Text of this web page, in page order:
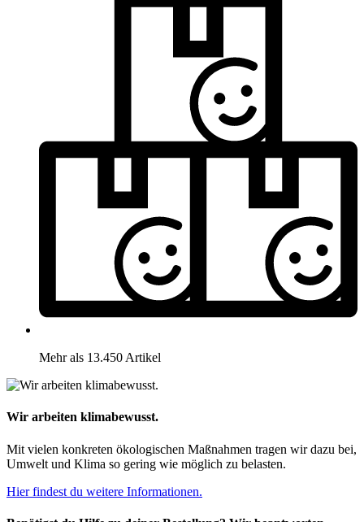
Mehr als 13.450 Artikel
Wir arbeiten klimabewusst.
Mit vielen konkreten ökologischen Maßnahmen tragen wir dazu bei,
Umwelt und Klima so gering wie möglich zu belasten.
Hier findest du weitere Informationen.